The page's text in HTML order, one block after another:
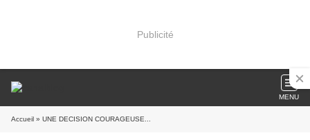
Publicité
MENU
Accueil » UNE DECISION COURAGEUSE...